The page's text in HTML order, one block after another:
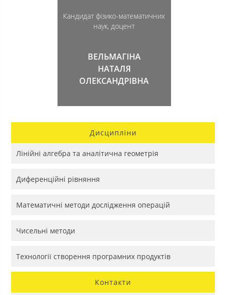
Кандидат фізико-математичних
наук, доцент
ВЕЛЬМАГІНА
НАТАЛЯ
ОЛЕКСАНДРІВНА
Дисципліни
Лінійні алгебра та аналітична геометрія
Диференційні рівняння
Математичні методи дослідження операцій
Чисельні методи
Технології створення програмних продуктів
Контакти